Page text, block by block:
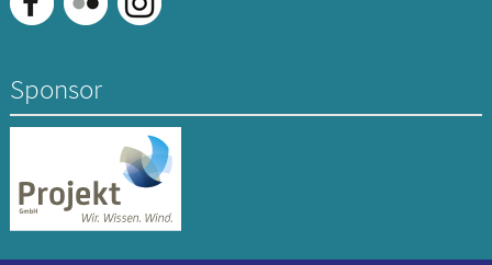
Sponsor